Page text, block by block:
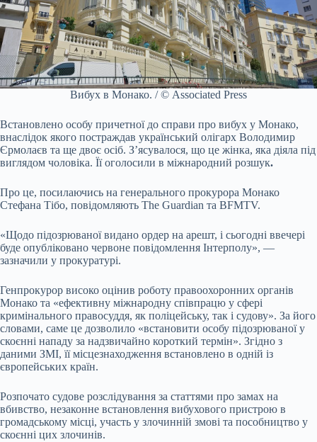
Вибух в Монако. / © Associated Press
Встановлено особу причетної до справи про вибух у Монако,
внаслідок якого постраждав український олігарх Володимир
Єрмолаєв та ще двоє осіб. З’ясувалося, що це жінка, яка діяла під
виглядом чоловіка. Її оголосили в міжнародний розшук.
Про це, посилаючись на генерального прокурора Монако
Стефана Тібо, повідомляють The Guardian та BFMTV.
«Щодо підозрюваної видано ордер на арешт, і сьогодні ввечері
буде опубліковано червоне повідомлення Інтерполу», —
зазначили у прокуратурі.
Генпрокурор високо оцінив роботу правоохоронних органів
Монако та «ефективну міжнародну співпрацю у сфері
кримінального правосуддя, як поліцейську, так і судову». За його
словами, саме це дозволило «встановити особу підозрюваної у
скоєнні нападу за надзвичайно короткий термін». Згідно з
даними ЗМІ, її місцезнаходження встановлено в одній із
європейських країн.
Розпочато судове розслідування за статтями про замах на
вбивство, незаконне встановлення вибухового пристрою в
громадському місці, участь у злочинній змові та пособництво у
скоєнні цих злочинів.